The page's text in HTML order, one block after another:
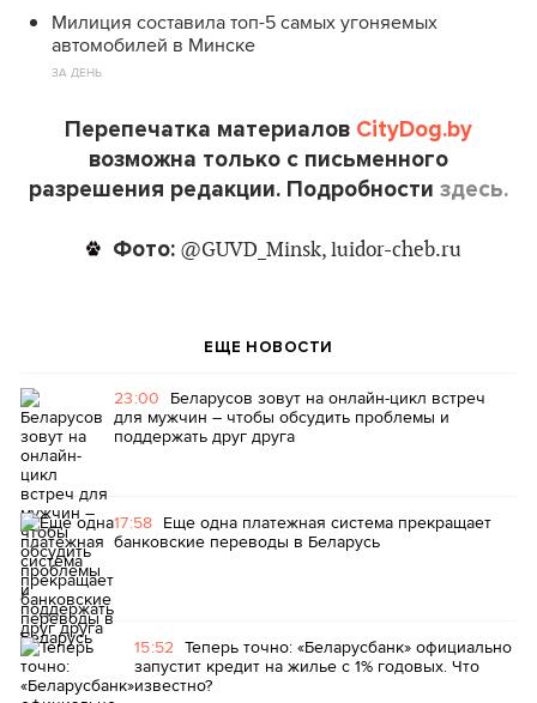
Милиция составила топ-5 самых угоняемых
автомобилей в Минске
ЗА ДЕНЬ
Перепечатка материалов CityDog.by
возможна только с письменного
разрешения редакции. Подробности здесь.
Фото: @GUVD_Minsk, luidor-cheb.ru
ЕЩЕ НОВОСТИ
23:00 Беларусов зовут на онлайн-цикл встреч
для мужчин – чтобы обсудить проблемы и
поддержать друг друга
17:58 Еще одна платежная система прекращает
банковские переводы в Беларусь
15:52 Теперь точно: «Беларусбанк» официально
запустит кредит на жилье с 1% годовых. Что
известно?